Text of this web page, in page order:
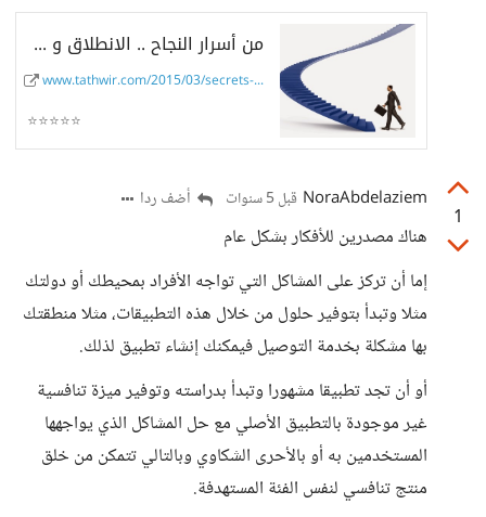
من أسرار النجاح .. الانطلاق و عدم الاستسلام
www.tathwir.com/2015/03/secrets-...
⭐⭐⭐⭐⭐
1
NoraAbdelaziem قبل 5 سنوات أضف ردا
هناك مصدرين للأفكار بشكل عام
إما أن تركز على المشاكل التي تواجه الأفراد بمحيطك أو دولتك
مثلا وتبدأ بتوفير حلول من خلال هذه التطبيقات، مثلا منطقتك
بها مشكلة بخدمة التوصيل فيمكنك إنشاء تطبيق لذلك.
أو أن تجد تطبيقا مشهورا وتبدأ بدراسته وتوفير ميزة تنافسية
غير موجودة بالتطبيق الأصلي مع حل المشاكل الذي يواجهها
المستخدمين به أو بالأحرى الشكاوي وبالتالي تتمكن من خلق
منتج تنافسي لنفس الفئة المستهدفة.